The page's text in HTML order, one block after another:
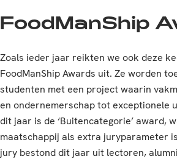
FoodManShip
Zoals ieder jaar reikten we ook deze
FoodManShip Awards uit. Ze worden
studenten met een project waarin
en ondernemerschap tot exceptionele
dit jaar is de ‘Buitencategorie’ award,
maatschappij als extra juryparameter
jury bestond dit jaar uit lectoren,